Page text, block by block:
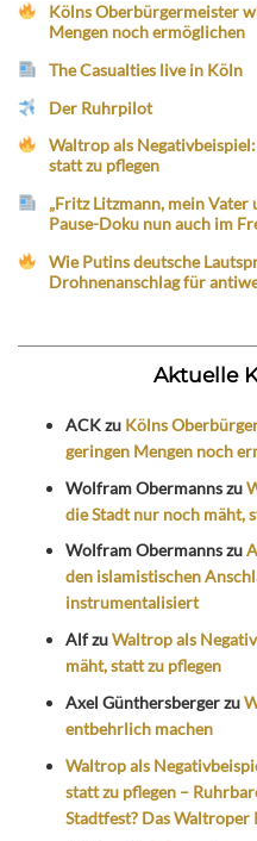
Kölns Oberbürgermeister
Mengen noch ermöglichen
The Casualties live in Köln
Der Ruhrpilot
Waltrop als
statt zu pflegen
„Fritz Litzmann, mein Vater
Pause-Doku nun auch im
Wie Putins deutsche
Drohnenanschlag für
Aktuelle
ACKzu Kölns
geringen Mengen noch
Wolfram Obermannszu
die Stadt nur noch mäht,
Wolfram Obermannszu
den islamistischen
instrumentalisiert
AlfzuWaltrop als
mäht, statt zu pflegen
Axel Günthersbergerzu
entbehrlich machen
Waltrop als
statt zu pflegen –
Stadtfest? Das